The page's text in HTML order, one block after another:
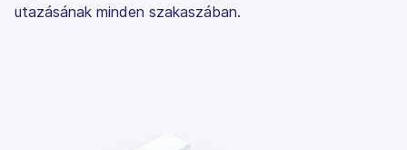
utazásának minden szakaszában.